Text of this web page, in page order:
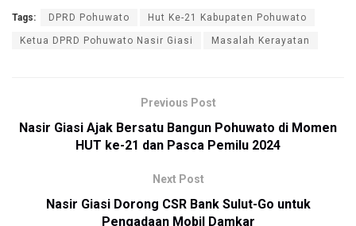
Tags: DPRD Pohuwato Hut Ke-21 Kabupaten Pohuwato
Ketua DPRD Pohuwato Nasir Giasi Masalah Kerayatan
Previous Post
Nasir Giasi Ajak Bersatu Bangun Pohuwato di Momen
HUT ke-21 dan Pasca Pemilu 2024
Next Post
Nasir Giasi Dorong CSR Bank Sulut-Go untuk
Pengadaan Mobil Damkar